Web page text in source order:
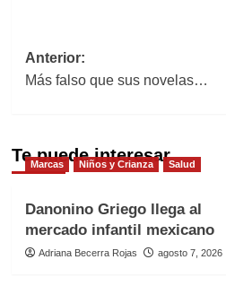
Navegación
de
Anterior:
Más falso que sus novelas…
Te puede interesar
Marcas Niños y Crianza Salud
Danonino Griego llega al
mercado infantil mexicano
Adriana Becerra Rojas agosto 7, 2026